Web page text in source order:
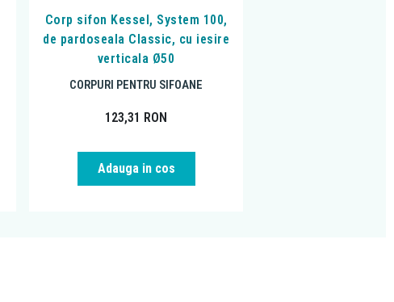
Corp sifon Kessel, System 100,
de pardoseala Classic, cu iesire
verticala Ø50
CORPURI PENTRU SIFOANE
123,31 RON
Adauga in cos